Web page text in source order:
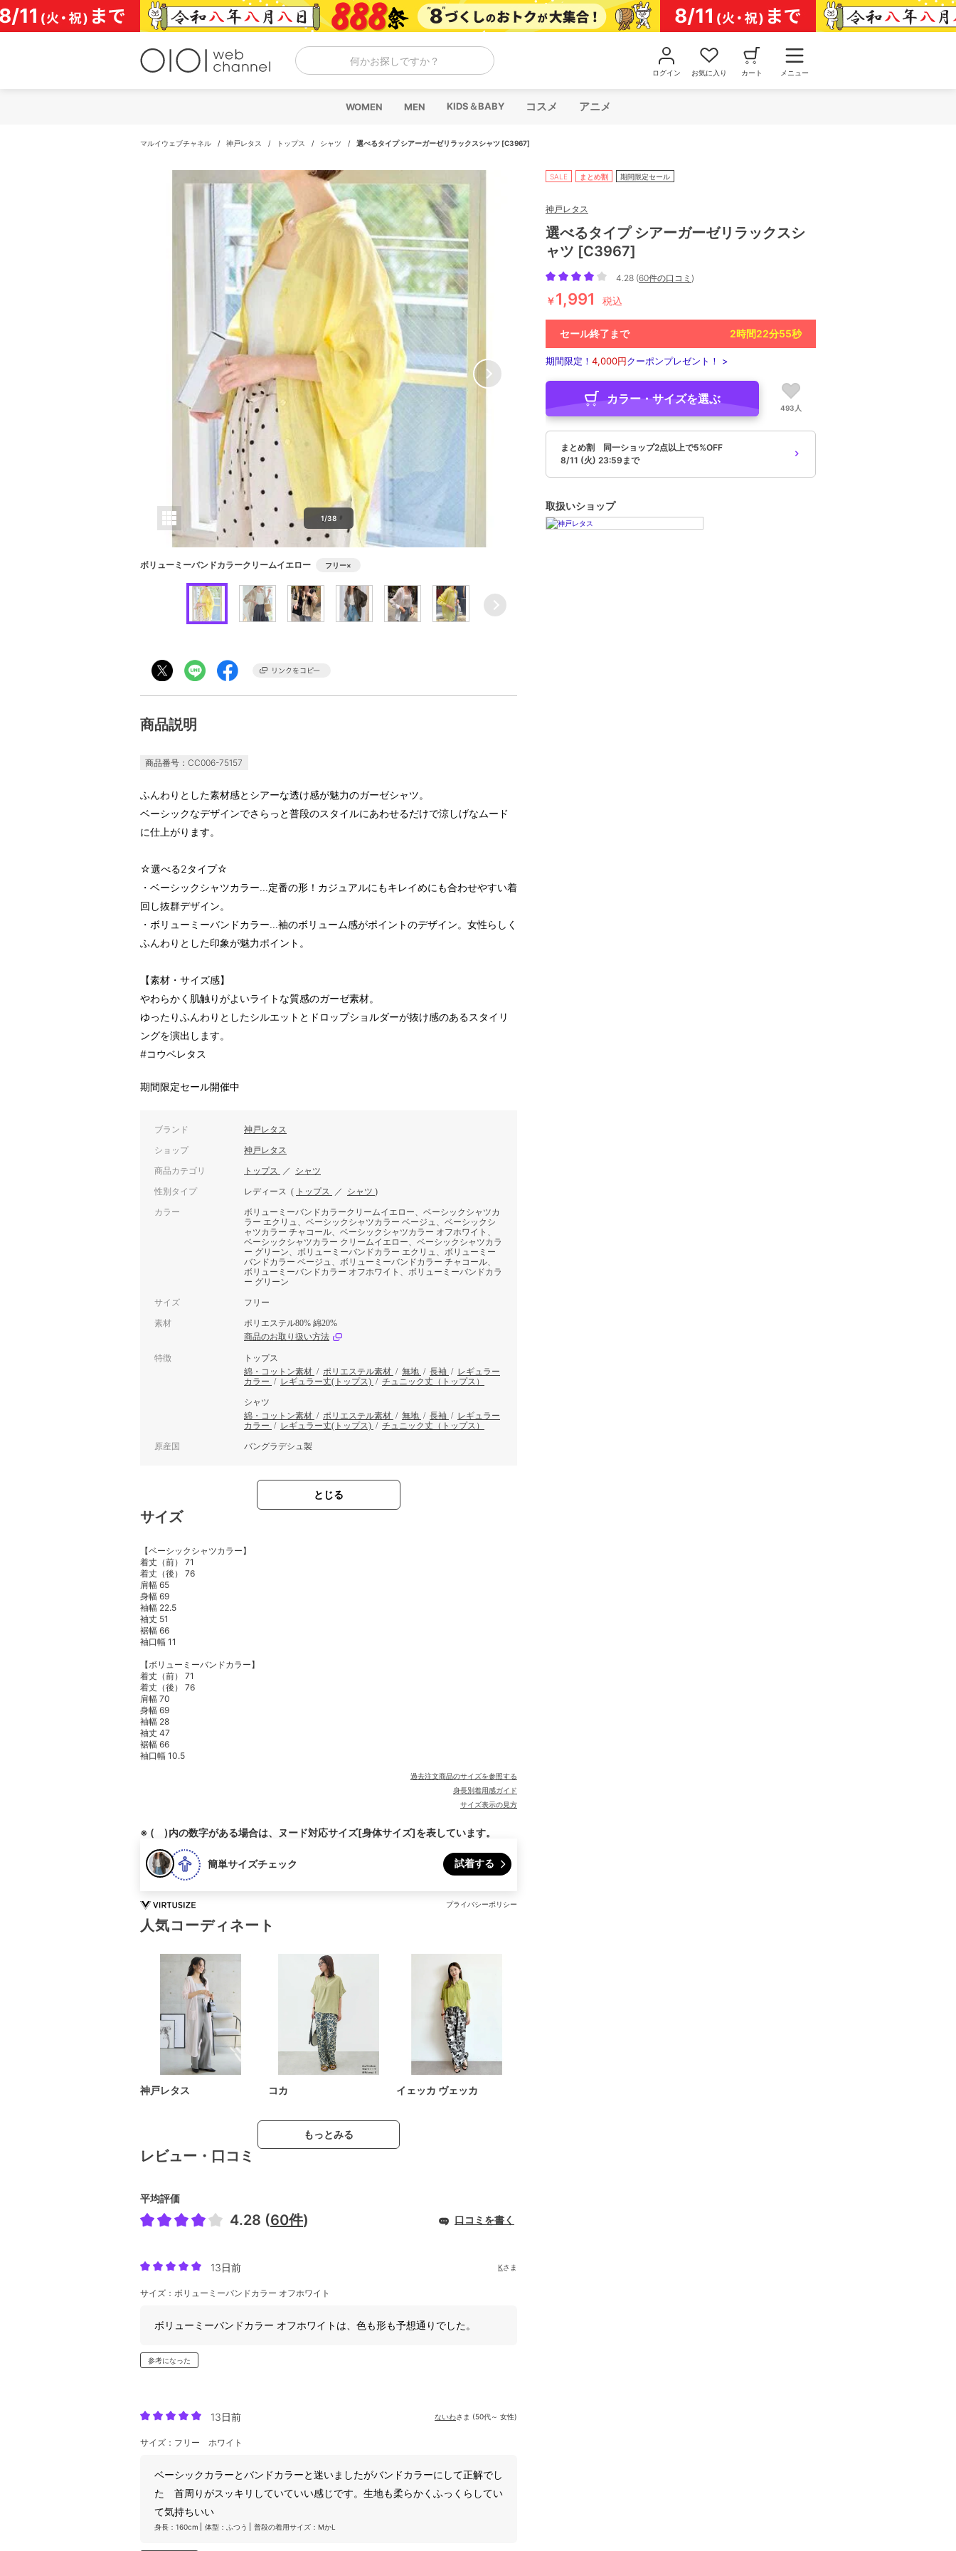
コ
ン
テ
何かお探しですか？
ログイン お気に入り カート メニュー
WOMEN MEN KIDS＆BABY コスメ アニメ
マルイウェブチャネル / 神戸レタス / トップス / シャツ / 選べるタイプ シアーガーゼリラックスシャツ [C3967]
1/38
ボリューミーバンドカラークリームイエロー フリー×
商品説明
商品番号：CC006-75157
ふんわりとした素材感とシアーな透け感が魅力のガーゼシャツ。
ベーシックなデザインでさらっと普段のスタイルにあわせるだけで涼しげなムード
に仕上がります。
☆選べる2タイプ☆
・ベーシックシャツカラー...定番の形！カジュアルにもキレイめにも合わせやすい着
回し抜群デザイン。
・ボリューミーバンドカラー...袖のボリューム感がポイントのデザイン。女性らしく
ふんわりとした印象が魅力ポイント。
【素材・サイズ感】
やわらかく肌触りがよいライトな質感のガーゼ素材。
ゆったりふんわりとしたシルエットとドロップショルダーが抜け感のあるスタイリ
ングを演出します。
#コウベレタス
期間限定セール開催中
ブランド 神戸レタス
ショップ 神戸レタス
商品カテゴリ トップス ／ シャツ
性別タイプ レディース ( トップス ／ シャツ )
カラー
ボリューミーバンドカラークリームイエロー、ベーシックシャツカ
ラー エクリュ、ベーシックシャツカラー ベージュ、ベーシックシ
ャツカラー チャコール、ベーシックシャツカラー オフホワイト、
ベーシックシャツカラー クリームイエロー、ベーシックシャツカラ
ー グリーン、ボリューミーバンドカラー エクリュ、ボリューミー
バンドカラー ベージュ、ボリューミーバンドカラー チャコール、
ボリューミーバンドカラー オフホワイト、ボリューミーバンドカラ
ー グリーン
サイズ フリー
素材
ポリエステル80% 綿20%
商品のお取り扱い方法
特徴
トップス
綿・コットン素材 / ポリエステル素材 / 無地 / 長袖 / レギュラー
カラー / レギュラー丈(トップス) / チュニック丈（トップス）
シャツ
綿・コットン素材 / ポリエステル素材 / 無地 / 長袖 / レギュラー
カラー / レギュラー丈(トップス) / チュニック丈（トップス）
原産国 バングラデシュ製
とじる
サイズ
【ベーシックシャツカラー】
着丈（前） 71
着丈（後） 76
肩幅 65
身幅 69
袖幅 22.5
袖丈 51
裾幅 66
袖口幅 11
【ボリューミーバンドカラー】
着丈（前） 71
着丈（後） 76
肩幅 70
身幅 69
袖幅 28
袖丈 47
裾幅 66
袖口幅 10.5
過去注文商品のサイズを参照する
身長別着用感ガイド
サイズ表示の見方
※ ( )内の数字がある場合は、ヌード対応サイズ[身体サイズ]を表しています。
簡単サイズチェック 試着する
プライバシーポリシー
人気コーディネート
神戸レタス コカ イェッカ ヴェッカ
もっとみる
レビュー・口コミ
平均評価
4.28 (60件) 口コミを書く
13日前 Kさま
サイズ：ボリューミーバンドカラー オフホワイト
ボリューミーバンドカラー オフホワイトは、色も形も予想通りでした。
参考になった
13日前 ないわさま (50代～ 女性)
サイズ：フリー ホワイト
ベーシックカラーとバンドカラーと迷いましたがバンドカラーにして正解でし
た 首周りがスッキリしていていい感じです。生地も柔らかくふっくらしてい
て気持ちいい
身長：160cm 体型：ふつう 普段の着用サイズ：MかL
SALE まとめ割 期間限定セール
神戸レタス
選べるタイプ シアーガーゼリラックスシ
ャツ [C3967]
4.28 (60件の口コミ )
￥1,991 税込
セール終了まで 2時間22分54秒
期間限定！ 4,000円クーポンプレゼント！ >
カラー・サイズを選ぶ
493人
まとめ割 同一ショップ2点以上で5%OFF
8/11 (火) 23:59まで
取扱いショップ